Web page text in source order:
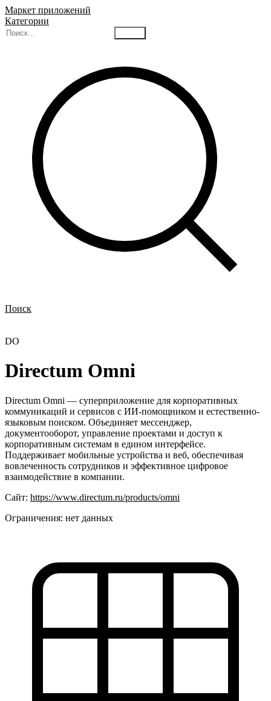
Маркет приложений
Категории
Поиск
DO
Directum Omni
Directum Omni — суперприложение для корпоративных
коммуникаций и сервисов с ИИ-помощником и естественно-
языковым поиском. Объединяет мессенджер,
документооборот, управление проектами и доступ к
корпоративным системам в едином интерфейсе.
Поддерживает мобильные устройства и веб, обеспечивая
вовлеченность сотрудников и эффективное цифровое
взаимодействие в компании.
Сайт: https://www.directum.ru/products/omni
Ограничения: нет данных